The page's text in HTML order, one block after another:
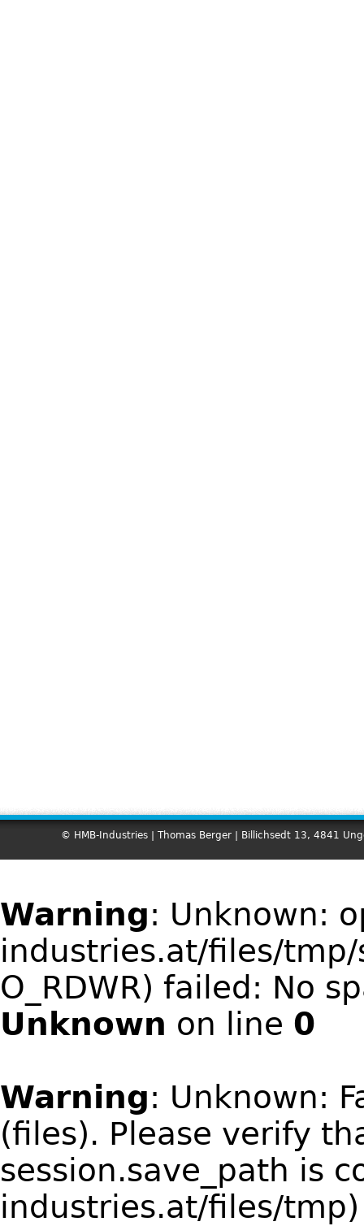
© HMB-Industries | Thomas Berger | Billichsedt 13, 4841
Warning: Unknown:
industries.at/files/
O_RDWR) failed: No
Unknown on line 0
Warning: Unknown:
(files). Please verify
session.save_path is
industries.at/files/